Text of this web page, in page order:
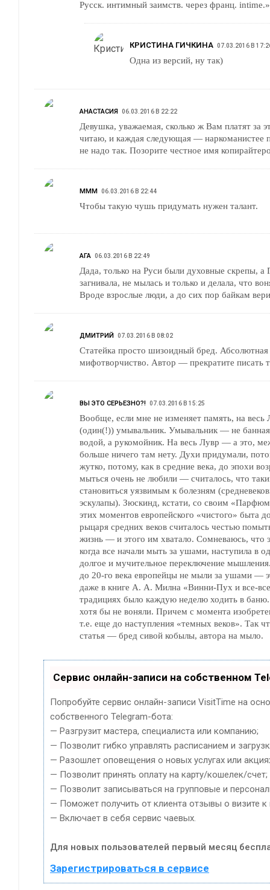
Русск. интимный заимств. через франц. intime.»
КРИСТИНА ГИЧКИНА 07.03.2016 В
Одна из версий, ну так)
АНАСТАСИЯ 06.03.2016 В 22:22
Девушка, уважаемая, сколько ж Вам платят за
читаю, и каждая следующая — наркоманистее
не надо так. Позорите честное имя
МММ 06.03.2016 В 22:44
Чтобы такую чушь придумать нужен талант.
АГА 06.03.2016 В 22:49
Дада, только на Руси были духовные скрепы, а
загнивала, не мылась и только и делала, что
Вроде взрослые люди, а до сих пор байкам
ДМИТРИЙ 07.03.2016 В 08:02
Статейка просто шизоидный бред.
мифотворчиство. Автор — прекратите писать
ВЫ ЭТО СЕРЬЕЗНО?! 07.03.2016 В 15:25
Вообще, если мне не изменяет память, на
(один(!)) умывальник. Умывальник — не
водой, а рукомойник. На весь Лувр — а это,
больше ничего там нету. Духи придумали,
жутко, потому, как в средние века, до эпохи
мыться очень не любили — считалось, что
становиться уязвимым к болезням
эскулапы). Зюскинд, кстати, со своим
этих моментов европейского «чистого» быта
рыцаря средних веков считалось честью
жизнь — и этого им хватало. Сомневаюсь, что
когда все начали мыть за ушами, наступила в
долгое и мучительное переключение
до 20-го века европейцы не мыли за ушами —
даже в книге А. А. Милна «Винни-Пух и все-все-все». На Руси же в
традициях было каждую неделю ходить в
хотя бы не воняли. Причем с момента
т.е. еще до наступления «темных веков». Так
статья — бред сивой кобылы, автора на мыло.
Сервис онлайн-записи на собственном
Попробуйте сервис онлайн-записи VisitTime на
собственного Telegram-бота:
— Разгрузит мастера, специалиста или компанию;
— Позволит гибко управлять расписанием и
— Разошлет оповещения о новых услугах или
— Позволит принять оплату на карту/кошелек/счет;
— Позволит записываться на групповые и
— Поможет получить от клиента отзывы о визите к
— Включает в себя сервис чаевых.
Для новых пользователей первый месяц
Зарегистрироваться в сервисе